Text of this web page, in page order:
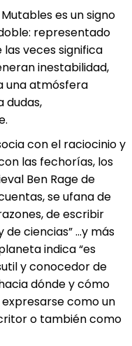
es un signo
representado
las veces significa
inestabilidad,
una atmósfera
dudas,
con el raciocinio y
las fechorías, los
Ben Rage de
se ufana de
de escribir
de ciencias” …y más
indica “es
y conocedor de
dónde y cómo
como un
o también como